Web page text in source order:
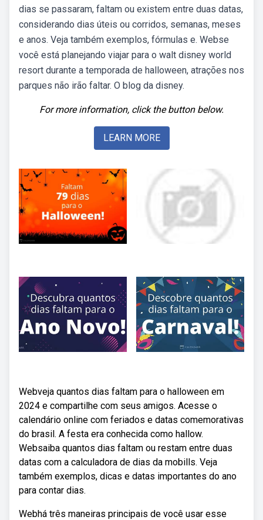
dias se passaram, faltam ou existem entre duas datas,
considerando dias úteis ou corridos, semanas, meses
e anos. Veja também exemplos, fórmulas e. Webse
você está planejando viajar para o walt disney world
resort durante a temporada de halloween, atrações nos
parques não irão faltar. O blog da disney.
For more information, click the button below.
LEARN MORE
Webveja quantos dias faltam para o halloween em
2024 e compartilhe com seus amigos. Acesse o
calendário online com feriados e datas comemorativas
do brasil. A festa era conhecida como hallow.
Websaiba quantos dias faltam ou restam entre duas
datas com a calculadora de dias da mobills. Veja
também exemplos, dicas e datas importantes do ano
para contar dias.
Webhá três maneiras principais de você usar esse